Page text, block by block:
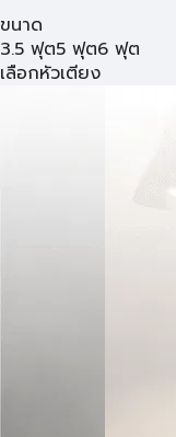
ขนาด
3.5 ฟุต5 ฟุต6 ฟุต
เลือกหัวเตียง